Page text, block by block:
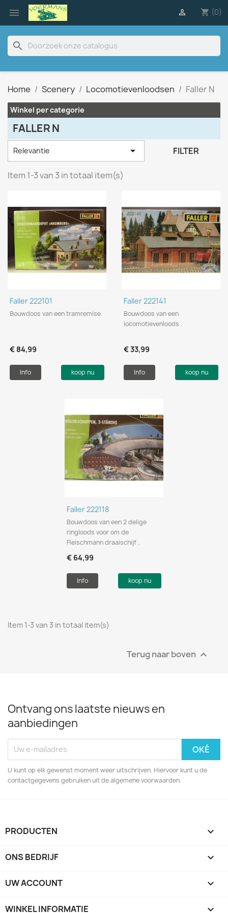
 shopping_cart (0)

search
Home Scenery Locomotievenloodsen Faller N
Winkel per categorie
FALLER N
Relevantie  FILTER
Item 1-3 van 3 in totaal item(s)
Faller 222101
Bouwdoos van een tramremise.
€ 84,99
Info koop nu
Faller 222141
Bouwdoos van een
locomotievenloods .
€ 33,99
Info koop nu
Faller 222118
Bouwdoos van een 2 delige
ringloods voor om de
Fleischmann draaischijf .
€ 64,99
Info koop nu
Item 1-3 van 3 in totaal item(s)
Terug naar boven 
Ontvang ons laatste nieuws en
aanbiedingen
U kunt op elk gewenst moment weer uitschrijven. Hiervoor kunt u de
contactgegevens gebruiken uit de algemene voorwaarden.
PRODUCTEN 
ONS BEDRIJF 
UW ACCOUNT 
WINKEL INFORMATIE keyboard_arrow_down